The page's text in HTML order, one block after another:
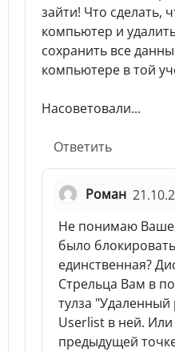
зайти! Что сделать,
компьютер и
сохранить все
компьютере в той
Насоветовали...
Ответить
Роман
Не понимаю
было
единственная?
Стрельца Вам в
тулза "Удаленный
Userlist в ней. Или
предыдущей